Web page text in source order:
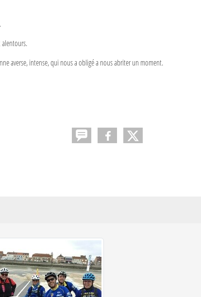
averse, intense, qui nous a obligé a nous abriter un moment.